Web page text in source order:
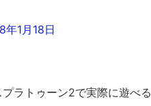
年1月18日
ラトゥーン2で実際に遊べる